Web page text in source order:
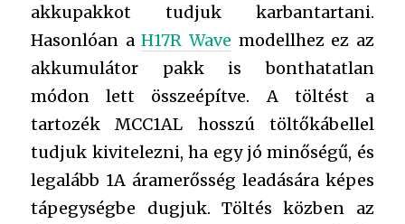
akkupakkot tudjuk karbantartani.
Hasonlóan aH17R Wave modellhez ez az
akkumulátor pakk is bonthatatlan
módon lett összeépítve. A töltést a
tartozék MCC1AL hosszú töltőkábellel
tudjuk kivitelezni, ha egy jó minőségű, és
legalább 1A áramerősség leadására képes
tápegységbe dugjuk. Töltés közben az